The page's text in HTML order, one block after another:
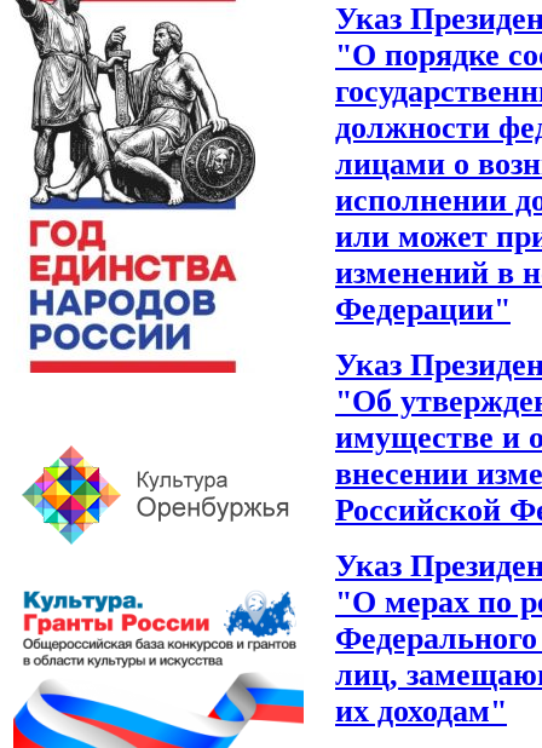
Указ
"О порядке
должности
лицами о
исполнении
или может
изменений в
Федерации"
Указ
"Об
имуществе и
внесении
Российской
Указ
"О мерах по
лиц,
их доходам"